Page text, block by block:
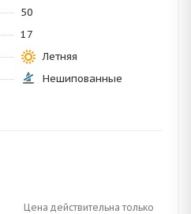
50
17
Летняя
Нешипованные
Цена действительна только